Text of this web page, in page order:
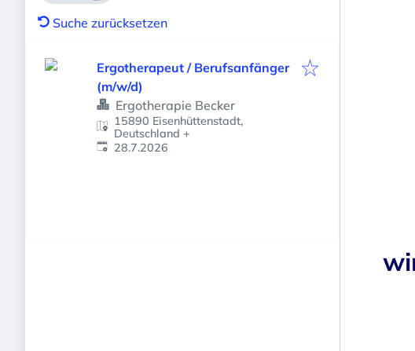
Suche zurücksetzen
Ergotherapeut / Berufsanfänger
(m/w/d)
Ergotherapie Becker
15890 Eisenhüttenstadt,
Deutschland +
Veröffentlicht:
28.7.2026